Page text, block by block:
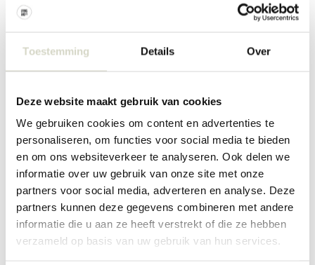
Toestemming Details Over
Deze website maakt gebruik van cookies
We gebruiken cookies om content en advertenties te
personaliseren, om functies voor social media te bieden
en om ons websiteverkeer te analyseren. Ook delen we
informatie over uw gebruik van onze site met onze
partners voor social media, adverteren en analyse. Deze
partners kunnen deze gegevens combineren met andere
informatie die u aan ze heeft verstrekt of die ze hebben
verzameld op basis van uw gebruik van hun services.
De Bloomingville Galen bijzettafel uit de Creative Collection is een
oppervlak met zichtbare nerven en knoesten.
Materiaal: gerecycled hout
Kleur: bruin
Overige: reinigen met een vochtige doek. Per item kunnen er
verschillen zijn.
PRODUCTSPECIFICATIES
Artikelnummer 82064785
SKU 82064785